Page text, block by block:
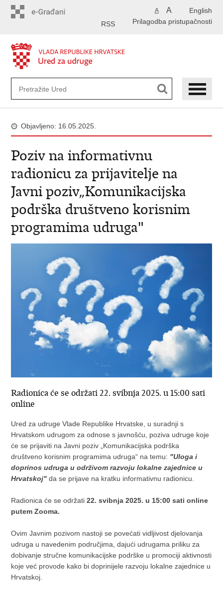
English
A A
Prilagodba pristupačnosti
RSS
Objavljeno: 16.05.2025.
Poziv na informativnu
radionicu za prijavitelje na
Javni poziv„Komunikacijska
podrška društveno korisnim
programima udruga"
Radionica će se održati 22. svibnja 2025. u 15:00 sati
online
Ured za udruge Vlade Republike Hrvatske, u suradnji s
Hrvatskom udrugom za odnose s javnošću, poziva udruge koje
će se prijaviti na Javni poziv „Komunikacijska podrška
društveno korisnim programima udruga“ na temu: "Uloga i
doprinos udruga u održivom razvoju lokalne zajednice u
Hrvatskoj" da se prijave na kratku informativnu radionicu.
Radionica će se održati22. svibnja 2025. u 15:00 sati online
putem Zooma.
Ovim Javnim pozivom nastoji se povećati vidljivost djelovanja
udruga u navedenim područjima, dajući udrugama priliku za
dobivanje stručne komunikacijske podrške u promociji aktivnosti
koje već provode kako bi doprinijele razvoju lokalne zajednice u
Hrvatskoj.